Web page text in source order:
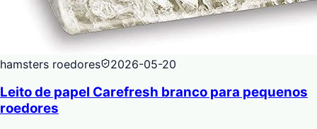
hamsters roedores 2026-05-20
Leito de papel Carefresh branco para pequenos
roedores